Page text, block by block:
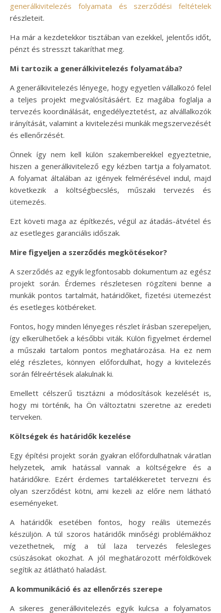
generálkivitelezés folyamata és szerződési feltételek
részleteit.
Ha már a kezdetekkor tisztában van ezekkel, jelentős időt,
pénzt és stresszt takaríthat meg.
Mi tartozik a generálkivitelezés folyamatába?
A generálkivitelezés lényege, hogy egyetlen vállalkozó felel
a teljes projekt megvalósításáért. Ez magába foglalja a
tervezés koordinálását, engedélyeztetést, az alvállalkozók
irányítását, valamint a kivitelezési munkák megszervezését
és ellenőrzését.
Önnek így nem kell külön szakemberekkel egyeztetnie,
hiszen a generálkivitelező egy kézben tartja a folyamatot.
A folyamat általában az igények felmérésével indul, majd
következik a költségbecslés, műszaki tervezés és
ütemezés.
Ezt követi maga az építkezés, végül az átadás-átvétel és
az esetleges garanciális időszak.
Mire figyeljen a szerződés megkötésekor?
A szerződés az egyik legfontosabb dokumentum az egész
projekt során. Érdemes részletesen rögzíteni benne a
munkák pontos tartalmát, határidőket, fizetési ütemezést
és esetleges kötbéreket.
Fontos, hogy minden lényeges részlet írásban szerepeljen,
így elkerülhetőek a későbbi viták. Külön figyelmet érdemel
a műszaki tartalom pontos meghatározása. Ha ez nem
elég részletes, könnyen előfordulhat, hogy a kivitelezés
során félreértések alakulnak ki.
Emellett célszerű tisztázni a módosítások kezelését is,
hogy mi történik, ha Ön változtatni szeretne az eredeti
terveken.
Költségek és határidők kezelése
Egy építési projekt során gyakran előfordulhatnak váratlan
helyzetek, amik hatással vannak a költségekre és a
határidőkre. Ezért érdemes tartalékkeretet tervezni és
olyan szerződést kötni, ami kezeli az előre nem látható
eseményeket.
A határidők esetében fontos, hogy reális ütemezés
készüljön. A túl szoros határidők minőségi problémákhoz
vezethetnek, míg a túl laza tervezés felesleges
csúszásokat okozhat. A jól meghatározott mérföldkövek
segítik az átlátható haladást.
A kommunikáció és az ellenőrzés szerepe
A sikeres generálkivitelezés egyik kulcsa a folyamatos